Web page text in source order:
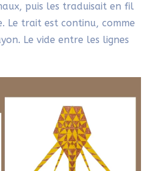
puis les traduisait en fil
Le trait est continu, comme
Le vide entre les lignes